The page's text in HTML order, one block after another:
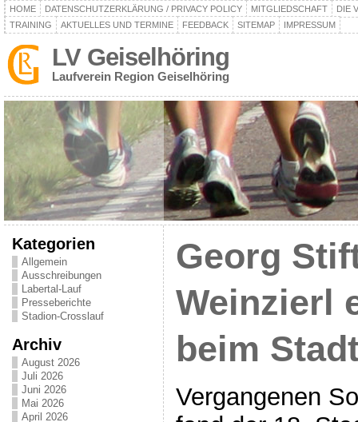
HOME DATENSCHUTZERKLÄRUNG / PRIVACY POLICY MITGLIEDSCHAFT
DIE
TRAINING
AKTUELLES UND TERMINE FEEDBACK SITEMAP IMPRESSUM
LV Geiselhöring
Laufverein Region Geiselhöring
Kategorien
Allgemein
Ausschreibungen
Labertal-Lauf
Presseberichte
Stadion-Crosslauf
Archiv
August 2026
Juli 2026
Juni 2026
Mai 2026
April 2026
Georg
Weinzierl
beim
Vergangenen